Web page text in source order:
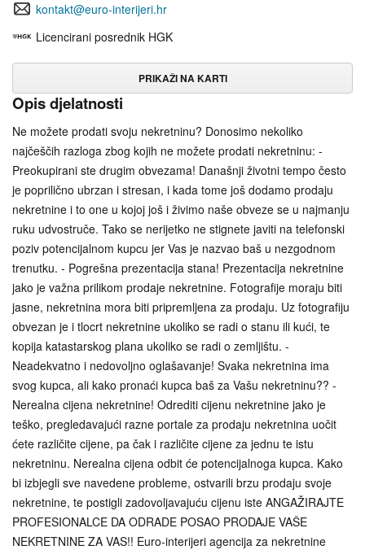
kontakt@euro-interijeri.hr
Licencirani posrednik HGK
PRIKAŽI NA KARTI
Opis djelatnosti
Ne možete prodati svoju nekretninu? Donosimo nekoliko
najčeščih razloga zbog kojih ne možete prodati nekretninu: -
Preokupirani ste drugim obvezama! Današnji životni tempo često
je poprilično ubrzan i stresan, i kada tome još dodamo prodaju
nekretnine i to one u kojoj još i živimo naše obveze se u najmanju
ruku udvostruče. Tako se nerijetko ne stignete javiti na telefonski
poziv potencijalnom kupcu jer Vas je nazvao baš u nezgodnom
trenutku. - Pogrešna prezentacija stana! Prezentacija nekretnine
jako je važna prilikom prodaje nekretnine. Fotografije moraju biti
jasne, nekretnina mora biti pripremljena za prodaju. Uz fotografiju
obvezan je i tlocrt nekretnine ukoliko se radi o stanu ili kući, te
kopija katastarskog plana ukoliko se radi o zemljištu. -
Neadekvatno i nedovoljno oglašavanje! Svaka nekretnina ima
svog kupca, ali kako pronaći kupca baš za Vašu nekretninu?? -
Nerealna cijena nekretnine! Odrediti cijenu nekretnine jako je
teško, pregledavajući razne portale za prodaju nekretnina uočit
ćete različite cijene, pa čak i različite cijene za jednu te istu
nekretninu. Nerealna cijena odbit će potencijalnoga kupca. Kako
bi izbjegli sve navedene probleme, ostvarili brzu prodaju svoje
nekretnine, te postigli zadovoljavajuću cijenu iste ANGAŽIRAJTE
PROFESIONALCE DA ODRADE POSAO PRODAJE VAŠE
NEKRETNINE ZA VAS!! Euro-interijeri agencija za nekretnine